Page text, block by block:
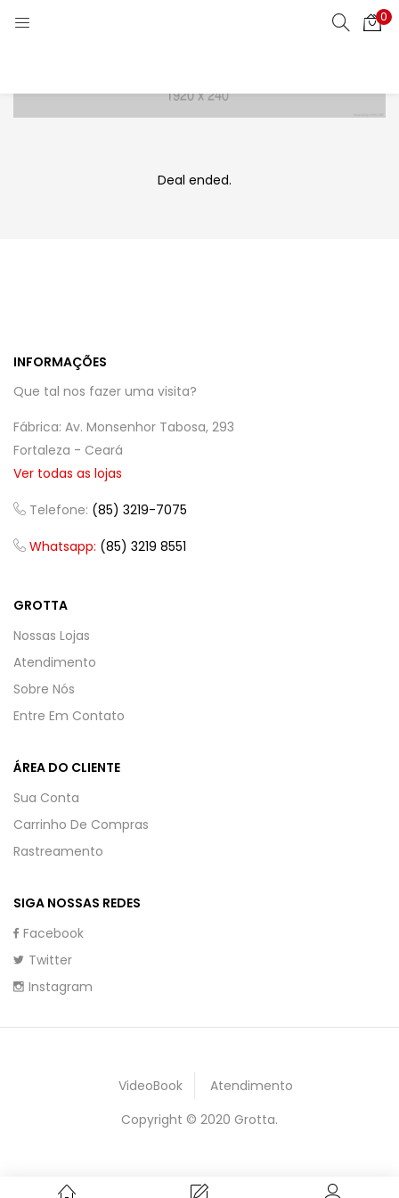
0
Deal ended.
INFORMAÇÕES
Que tal nos fazer uma visita?
Fábrica: Av. Monsenhor Tabosa, 293
Fortaleza - Ceará
Ver todas as lojas
Telefone: (85) 3219-7075
Whatsapp: (85) 3219 8551
GROTTA
Nossas Lojas
Atendimento
Sobre Nós
Entre Em Contato
ÁREA DO CLIENTE
Sua Conta
Carrinho De Compras
Rastreamento
SIGA NOSSAS REDES
Facebook
Twitter
Instagram
Copyright © 2020 Grotta.
VideoBook Atendimento
CRIAR CONTA
Digite seu nome de usuário ou senha.